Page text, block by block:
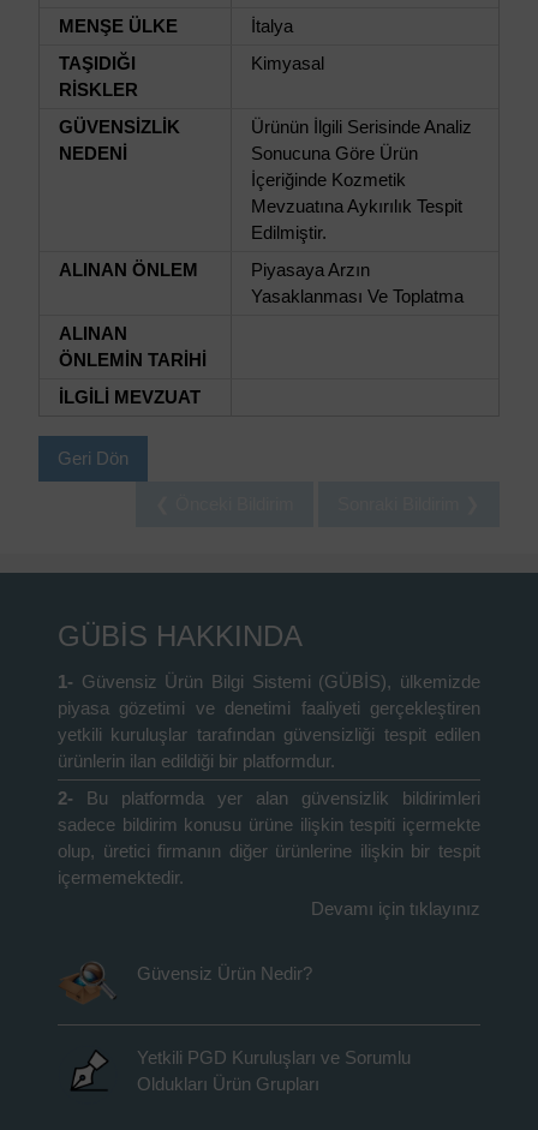
MENŞE ÜLKE
İtalya
TAŞIDIĞI
RİSKLER
Kimyasal
GÜVENSİZLİK
NEDENİ
Ürünün İlgili Serisinde Analiz
Sonucuna Göre Ürün
İçeriğinde Kozmetik
Mevzuatına Aykırılık Tespit
Edilmiştir.
ALINAN ÖNLEM
Piyasaya Arzın
Yasaklanması Ve Toplatma
ALINAN
ÖNLEMİN TARİHİ
İLGİLİ MEVZUAT
Geri Dön
GÜBİS HAKKINDA
1- Güvensiz Ürün Bilgi Sistemi (GÜBİS), ülkemizde
piyasa gözetimi ve denetimi faaliyeti gerçekleştiren
yetkili kuruluşlar tarafından güvensizliği tespit edilen
ürünlerin ilan edildiği bir platformdur.
2-
Bu platformda yer alan güvensizlik bildirimleri
sadece bildirim konusu ürüne ilişkin tespiti içermekte
olup, üretici firmanın diğer ürünlerine ilişkin bir tespit
içermemektedir.
Devamı için tıklayınız
Güvensiz Ürün Nedir?
Yetkili PGD Kuruluşları ve Sorumlu
Oldukları Ürün Grupları